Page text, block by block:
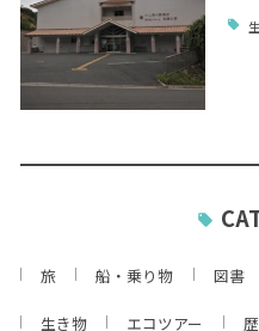
旅 船・乗り物 図書
生き物 エコツアー